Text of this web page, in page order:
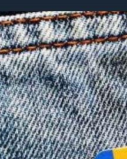
de abril de 2023 Atualizado